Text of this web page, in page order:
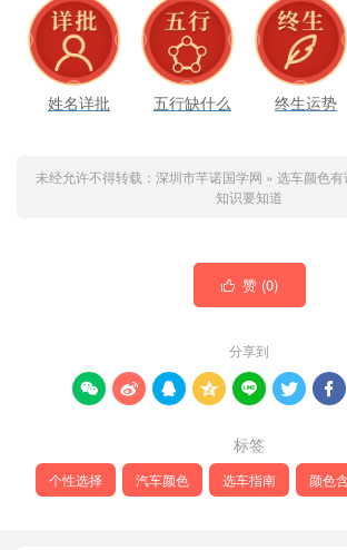
姓名详批 五行缺什么 终生运势
未经允许不得转载： 深圳市芊诺国学网 » 选车颜色
知识要知道
 赞 (0)
分享到
      
标签
个性选择 汽车颜色 选车指南 颜色